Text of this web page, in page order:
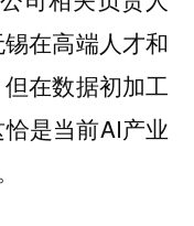
在高端人才和
在数据初加工
是当前AI产业